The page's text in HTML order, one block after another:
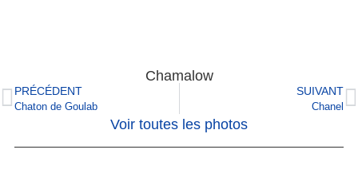
Chamalow
PRÉCÉDENT
Chaton de Goulab
SUIVANT
Chanel
Voir toutes les photos